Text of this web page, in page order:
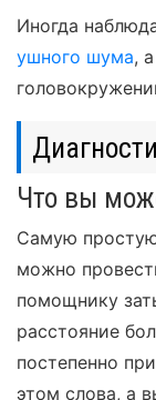
Иногда
ушного шума,
Что вы
Самую простую
можно
помощнику
расстояние
постепенно
этом слова, а